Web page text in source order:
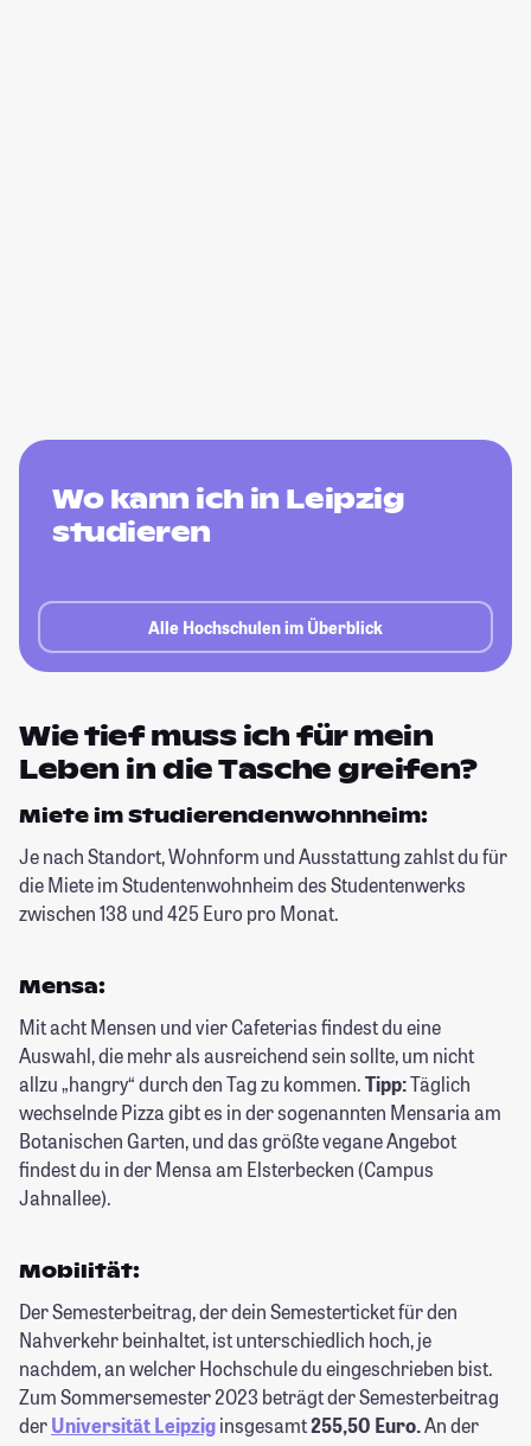
Wo kann ich in Leipzig
studieren
Alle Hochschulen im Überblick
Wie tief muss ich für mein
Leben in die Tasche greifen?
Miete im Studierendenwohnheim:
Je nach Standort, Wohnform und Ausstattung zahlst du für
die Miete im Studentenwohnheim des Studentenwerks
zwischen 138 und 425 Euro pro Monat.
Mensa:
Mit acht Mensen und vier Cafeterias findest du eine
Auswahl, die mehr als ausreichend sein sollte, um nicht
allzu „hangry“ durch den Tag zu kommen.Tipp:Täglich
wechselnde Pizza gibt es in der sogenannten Mensaria am
Botanischen Garten, und das größte vegane Angebot
findest du in der Mensa am Elsterbecken (Campus
Jahnallee).
Mobilität:
Der Semesterbeitrag, der dein Semesterticket für den
Nahverkehr beinhaltet, ist unterschiedlich hoch, je
nachdem, an welcher Hochschule du eingeschrieben bist.
Zum Sommersemester 2023 beträgt der Semesterbeitrag
derUniversität Leipziginsgesamt255,50 Euro.An der